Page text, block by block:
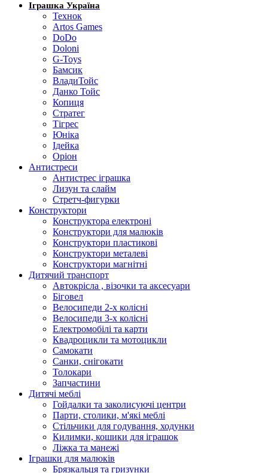
Іграшка Україна
Технок
Artos Games
DoDo
Doloni
G-Toys
Бамсик
ВладиТойс
Данко Тойс
Копиця
Стратег
Тігрес
Юніка
Ідейка
Оріон
Антистреси
Антистрес іграшка
Лизун та слайм
Стретч-фигурки
Конструктори
Конструктора електроні
Конструктори для малюків
Конструктори пластикові
Конструктори металеві
Конструктори магнітні
Дитячий транспорт
Автокрісла , візочки та аксесуари
Біговел
Велосипеди 2-х колісні
Велосипеди 3-х колісні
Електромобілі та карти
Квадроцикли та мотоцикли
Самокати
Санки, снігокати
Толокари
Запчастини
Дитячі меблі
Гойдалки та заколисуючі центри
Парти, столики, м'які меблі
Стільчики для годування, ходунки
Килимки, кошики для іграшок
Ліжка та манежі
Іграшки для малюків
Брязкальця та гризунки